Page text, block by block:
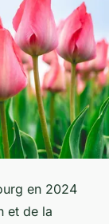
en 2024
et de la